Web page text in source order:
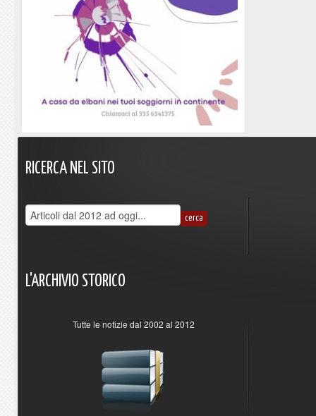
RICERCA NEL SITO
L'ARCHIVIO STORICO
Tutte le notizie dal 2002 al 2012